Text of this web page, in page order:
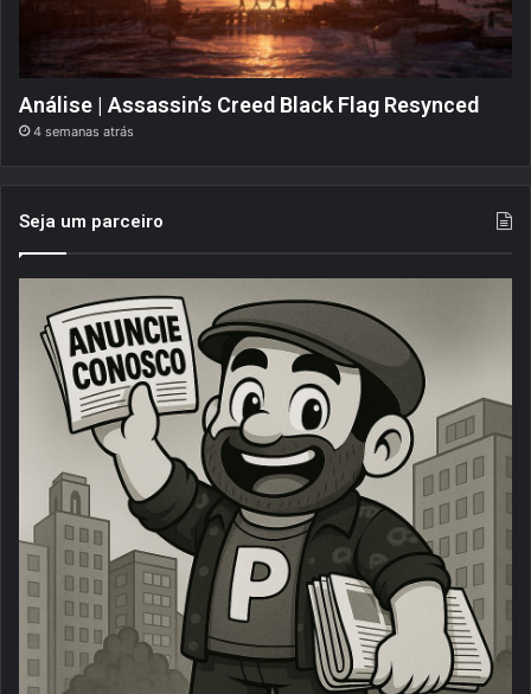
Análise | Assassin’s Creed Black Flag Resynced
4 semanas atrás
Seja um parceiro